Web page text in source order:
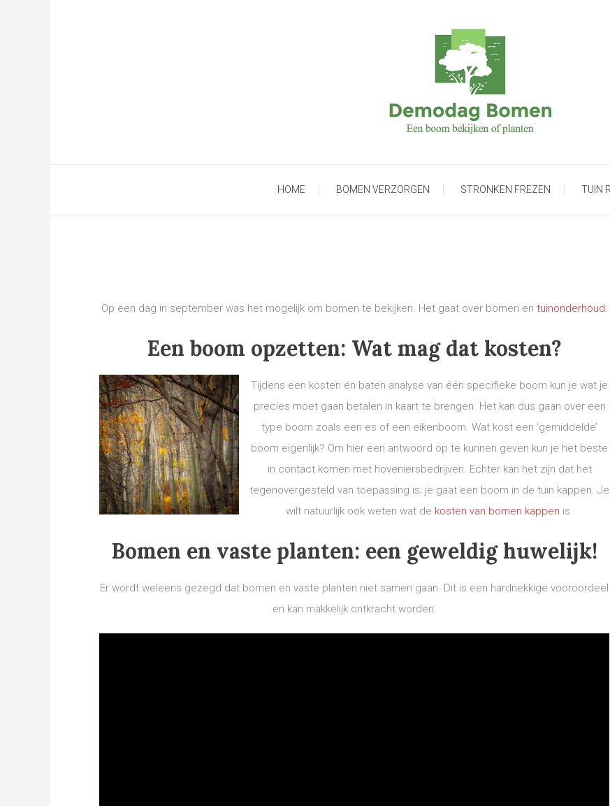
Demodagbomen.nl
HOME BOMEN VERZORGEN STRONKEN FREZEN TUIN
Op een dag in september was het mogelijk om bomen te bekijken. Het gaat over bomen en tuinonderhoud.
Een boom opzetten: Wat mag dat kosten?
Tijdens een kosten én baten analyse van één specifieke boom kun je wat je
precies moet gaan betalen in kaart te brengen. Het kan dus gaan over een
type boom zoals een es of een eikenboom. Wat kost een ‘gemiddelde’
boom eigenlijk? Om hier een antwoord op te kunnen geven kun je het beste
in contact komen met hoveniersbedrijven. Echter kan het zijn dat het
tegenovergesteld van toepassing is; je gaat een boom in de tuin kappen. Je
wilt natuurlijk ook weten wat de kosten van bomen kappen is.
Bomen en vaste planten: een geweldig huwelijk!
Er wordt weleens gezegd dat bomen en vaste planten niet samen gaan. Dit is een hardnekkige vooroordeel
en kan makkelijk ontkracht worden.